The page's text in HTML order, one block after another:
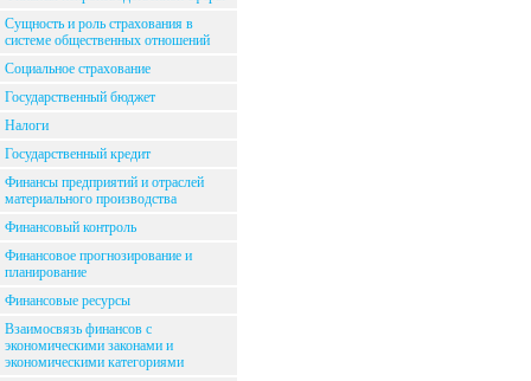
Сущность и роль страхования в
системе общественных отношений
Социальное страхование
Государственный бюджет
Налоги
Государственный кредит
Финансы предприятий и отраслей
материального производства
Финансовый контроль
Финансовое прогнозирование и
планирование
Финансовые ресурсы
Взаимосвязь финансов с
экономическими законами и
экономическими категориями